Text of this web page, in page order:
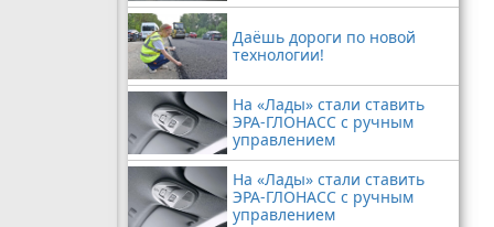
Даёшь дороги по новой
технологии!
На «Лады» стали ставить
ЭРА-ГЛОНАСС с ручным
управлением
На «Лады» стали ставить
ЭРА-ГЛОНАСС с ручным
управлением